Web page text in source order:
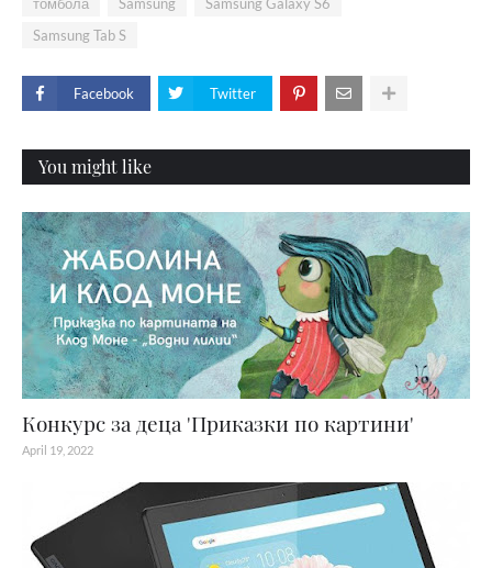
Samsung Tab S
Facebook Twitter
You might like
Конкурс за деца 'Приказки по картини'
April 19, 2022